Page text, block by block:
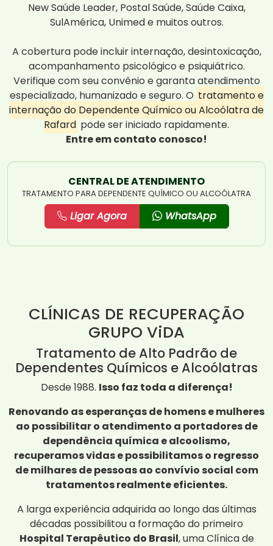
New Saúde Leader, Postal Saúde, Saúde Caixa,
SulAmérica, Unimed e muitos outros.
A cobertura pode incluir internação, desintoxicação,
acompanhamento psicológico e psiquiátrico.
Verifique com seu convênio e garanta atendimento
especializado, humanizado e seguro. O tratamento e
internação do Dependente Químico ou Alcoólatra de
Rafard pode ser iniciado rapidamente.
Entre em contato conosco!
CENTRAL DE ATENDIMENTO
TRATAMENTO PARA DEPENDENTE QUÍMICO OU ALCOÓLATRA
Ligar Agora WhatsApp
CLÍNICAS DE RECUPERAÇÃO
GRUPO ViDA
Tratamento de Alto Padrão de
Dependentes Químicos e Alcoólatras
Desde 1988. Isso faz toda a diferença!
Renovando as esperanças de homens e mulheres
ao possibilitar o atendimento a portadores de
dependência química e alcoolismo,
recuperamos vidas e possibilitamos o regresso
de milhares de pessoas ao convívio social com
tratamentos realmente eficientes.
A larga experiência adquirida ao longo das últimas
décadas possibilitou a formação do primeiro
Hospital Terapêutico do Brasil, uma Clínica de